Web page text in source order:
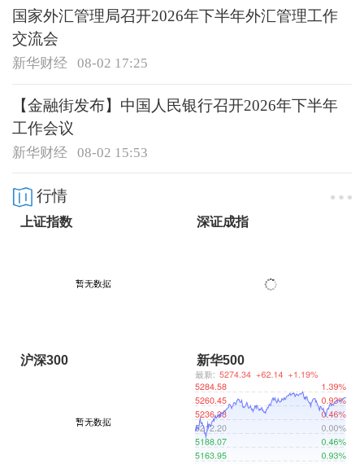
国家外汇管理局召开2026年下半年外汇管理工作
交流会
新华财经 08-02 17:25
【金融街发布】中国人民银行召开2026年下半年
工作会议
新华财经 08-02 15:53
行情
上证指数 深证成指
沪深300 新华500